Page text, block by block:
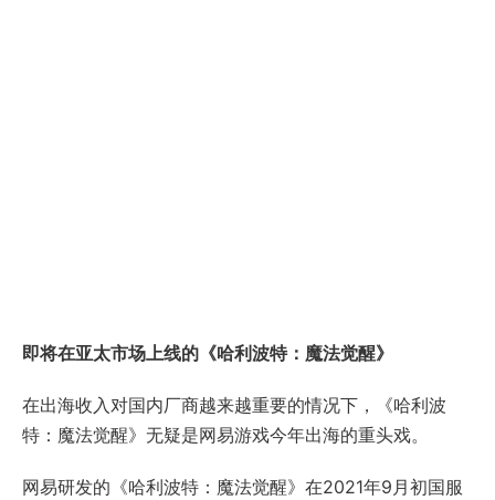
即将在亚太市场上线的《哈利波特：魔法觉醒》
在出海收入对国内厂商越来越重要的情况下，《哈利波
特：魔法觉醒》无疑是网易游戏今年出海的重头戏。
网易研发的《哈利波特：魔法觉醒》在2021年9月初国服